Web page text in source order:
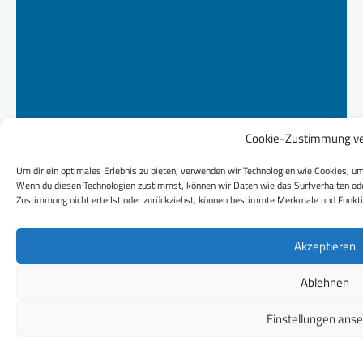
Cookie-Zustimmung
Um dir ein optimales Erlebnis zu bieten, verwenden wir Technologien wie Cookies,
Wenn du diesen Technologien zustimmst, können wir Daten wie das Surfverhalten
Zustimmung nicht erteilst oder zurückziehst, können bestimmte Merkmale und
Akzeptieren
Ablehnen
Einstellungen